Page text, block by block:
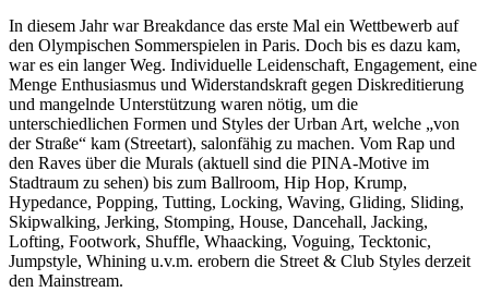
In diesem Jahr war Breakdance das erste Mal ein Wettbewerb auf
den Olympischen Sommerspielen in Paris. Doch bis es dazu kam,
war es ein langer Weg. Individuelle Leidenschaft, Engagement, eine
Menge Enthusiasmus und Widerstandskraft gegen Diskreditierung
und mangelnde Unterstützung waren nötig, um die
unterschiedlichen Formen und Styles der Urban Art, welche „von
der Straße“ kam (Streetart), salonfähig zu machen. Vom Rap und
den Raves über die Murals (aktuell sind die PINA-Motive im
Stadtraum zu sehen) bis zum Ballroom, Hip Hop, Krump,
Hypedance, Popping, Tutting, Locking, Waving, Gliding, Sliding,
Skipwalking, Jerking, Stomping, House, Dancehall, Jacking,
Lofting, Footwork, Shuffle, Whaacking, Voguing, Tecktonic,
Jumpstyle, Whining u.v.m. erobern die Street & Club Styles derzeit
den Mainstream.